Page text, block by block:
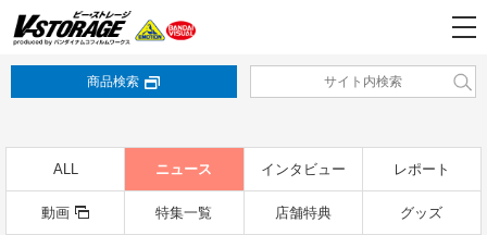
商品検索
ALL ニュース インタビュー レポート
動画 特集一覧 店舗特典 グッズ